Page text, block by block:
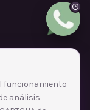
funcionamiento
análisis